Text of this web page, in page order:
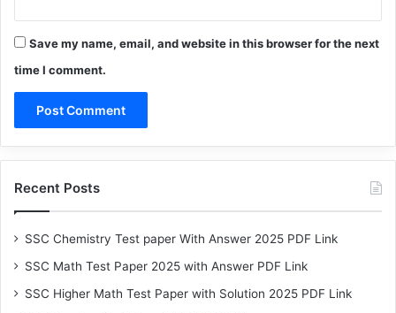
Save my name, email, and website in this browser for the next
time I comment.
Recent Posts
SSC Chemistry Test paper With Answer 2025 PDF Link
SSC Math Test Paper 2025 with Answer PDF Link
SSC Higher Math Test Paper with Solution 2025 PDF Link